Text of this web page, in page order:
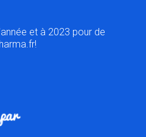
et à 2023 pour de